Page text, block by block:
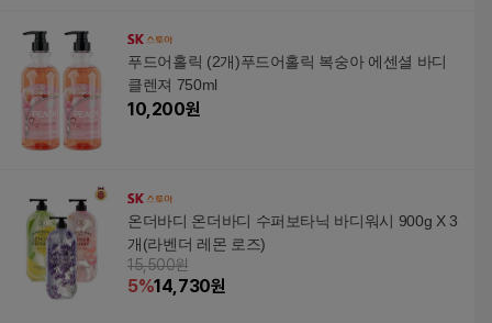
푸드어홀릭 (2개)푸드어홀릭 복숭아 에센셜 바디
클렌져 750ml
10,200원
온더바디 온더바디 수퍼보타닉 바디워시 900g X 3
개(라벤더 레몬 로즈)
15,500원
5%14,730원